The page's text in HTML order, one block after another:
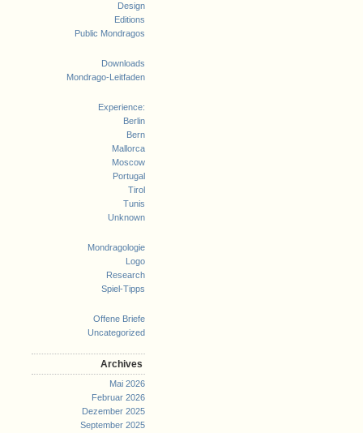
Design
Editions
Public Mondragos
Downloads
Mondrago-Leitfaden
Experience:
Berlin
Bern
Mallorca
Moscow
Portugal
Tirol
Tunis
Unknown
Mondragologie
Logo
Research
Spiel-Tipps
Offene Briefe
Uncategorized
Archives
Mai 2026
Februar 2026
Dezember 2025
September 2025